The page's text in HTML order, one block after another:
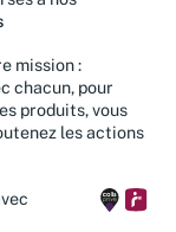
mission :
chacun, pour
produits, vous
les actions